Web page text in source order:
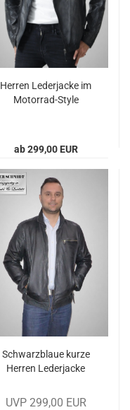
Her­ren Le­der­ja­cke im
Motorrad-​​Style
ab 299,00 EUR
Schwarz­blaue kurze
Her­ren Le­der­ja­cke
UVP 299,00 EUR